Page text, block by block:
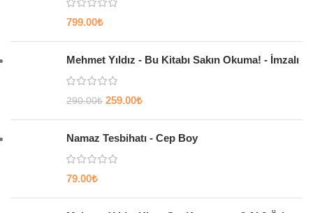
799.00₺
Mehmet Yıldız - Bu Kitabı Sakın Okuma! - İmzalı
290.00₺ 259.00₺
Namaz Tesbihatı - Cep Boy
79.00₺